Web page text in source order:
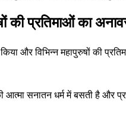
की प्रतिमाओं का
किया और विभिन्न महापुरुषों की
आत्मा सनातन धर्म में बसती है